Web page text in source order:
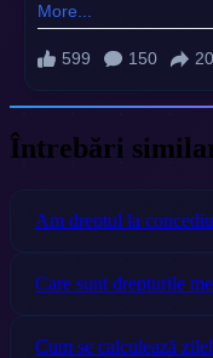
Întrebări
Am dreptul la
Care sunt drepturile
Cum se calculează